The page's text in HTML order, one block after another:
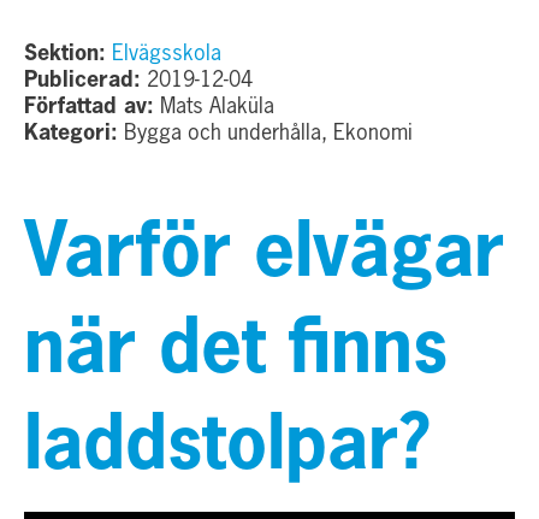
Sektion: Elvägsskola
Publicerad: 2019-12-04
Författad av: Mats Alaküla
Kategori: Bygga och underhålla, Ekonomi
Varför elvägar
när det finns
laddstolpar?